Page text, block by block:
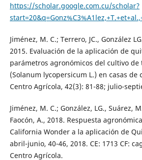
https://scholar.google.com.cu/scholar?
Jiménez, M. C.; Terrero, JC., González
2015. Evaluación de la aplicación de
parámetros agronómicos del cultivo de
(Solanum lycopersicum L.) en casas
Centro Agrícola, 42(3): 81-88; julio-
Jiménez, M. C.; González, LG., Suárez,
Faocón, A., 2018. Respuesta
California Wonder a la aplicación de
abril-junio, 40-46, 2018. CE: 1713 CF:
Centro Agrícola.